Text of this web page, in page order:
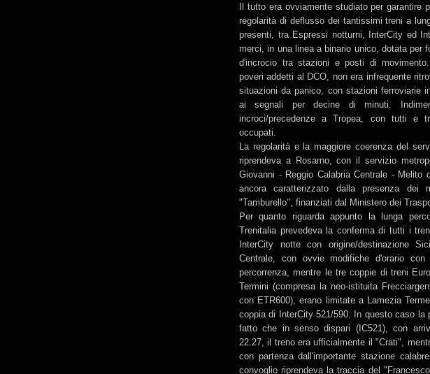
Il tutto era ovviamente studiato per garantire
regolarità di deflusso dei tantissimi treni a
presenti, tra Espressi notturni, InterCity ed
merci, in una linea a binario unico, dotata per
d'incrocio tra stazioni e posti di
poveri addetti al DCO, non era infrequente
situazioni da panico, con stazioni ferroviarie
ai segnali per decine di minuti.
incroci/precedenze a Tropea, con tutti e
occupati.
La regolarità e la maggiore coerenza del
riprendeva a Rosarno, con il servizio
Giovanni - Reggio Calabria Centrale - Melito
ancora caratterizzato dalla presenza dei
"Tamburello", finanziati dal Ministero dei
Per quanto riguarda appunto la lunga
Trenitalia prevedeva la conferma di tutti i
InterCity notte con origine/destinazione
Centrale, con ovvie modifiche d'orario
percorrenza, mentre le tre coppie di treni
Termini (compresa la neo-istituita
con ETR600), erano limitate a Lamezia
coppia di InterCity 521/590. In questo caso la
fatto che in senso dispari (IC521), con
22.27, il treno era ufficialmente il "Crati",
con partenza dall'importante stazione
convoglio riprendeva la traccia del